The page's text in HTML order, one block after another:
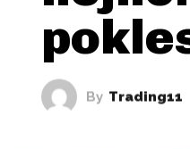
By Trading11